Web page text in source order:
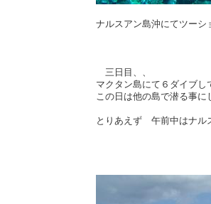
ナルスアン島沖にてツー
三日目、、
マクタン島にて６ダイブ
この日は他の島で潜る事に
とりあえず 午前中はナル